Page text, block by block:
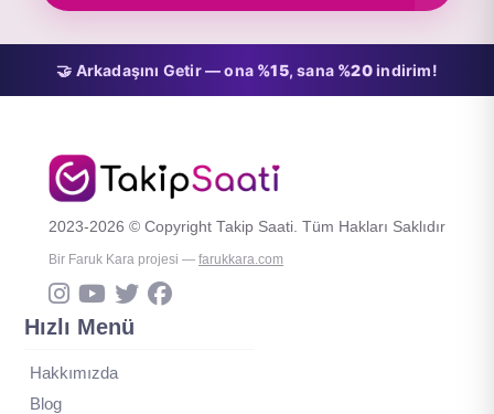
🤝 Arkadaşını Getir — ona %15, sana %20indirim!
2023-2026 © Copyright Takip Saati. Tüm Hakları Saklıdır
Bir Faruk Kara projesi — farukkara.com
Hızlı Menü
Hakkımızda
Blog